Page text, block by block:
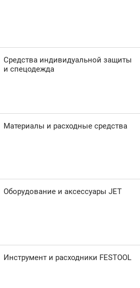
Средства индивидуальной защиты
и спецодежда
Материалы и расходные средства
Оборудование и аксессуары JET
Инструмент и расходники FESTOOL